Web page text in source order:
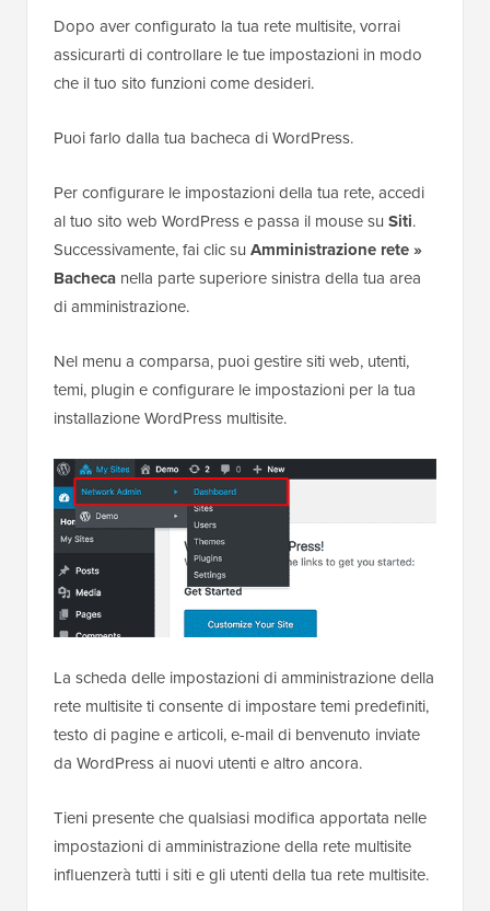
Dopo aver configurato la tua rete multisite, vorrai
assicurarti di controllare le tue impostazioni in modo
che il tuo sito funzioni come desideri.
Puoi farlo dalla tua bacheca di WordPress.
Per configurare le impostazioni della tua rete, accedi
al tuo sito web WordPress e passa il mouse su Siti.
Successivamente, fai clic su Amministrazione rete »
Bacheca nella parte superiore sinistra della tua area
di amministrazione.
Nel menu a comparsa, puoi gestire siti web, utenti,
temi, plugin e configurare le impostazioni per la tua
installazione WordPress multisite.
La scheda delle impostazioni di amministrazione della
rete multisite ti consente di impostare temi predefiniti,
testo di pagine e articoli, e-mail di benvenuto inviate
da WordPress ai nuovi utenti e altro ancora.
Tieni presente che qualsiasi modifica apportata nelle
impostazioni di amministrazione della rete multisite
influenzerà tutti i siti e gli utenti della tua rete multisite.